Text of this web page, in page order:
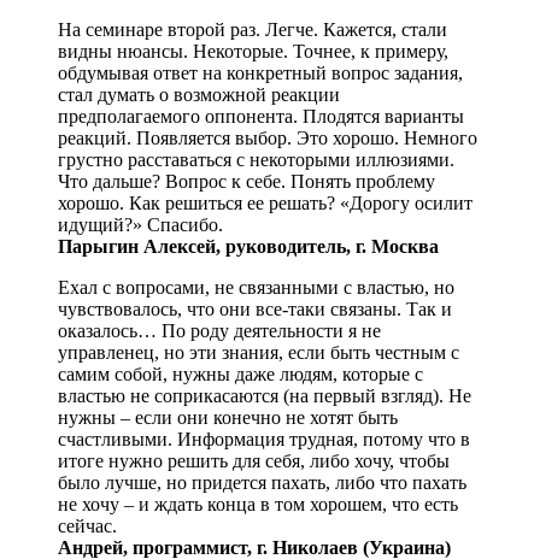
На семинаре второй раз. Легче. Кажется, стали
видны нюансы. Некоторые. Точнее, к примеру,
обдумывая ответ на конкретный вопрос задания,
стал думать о возможной реакции
предполагаемого оппонента. Плодятся варианты
реакций. Появляется выбор. Это хорошо. Немного
грустно расставаться с некоторыми иллюзиями.
Что дальше? Вопрос к себе. Понять проблему
хорошо. Как решиться ее решать? «Дорогу осилит
идущий?» Спасибо.
Парыгин Алексей, руководитель, г. Москва
Ехал с вопросами, не связанными с властью, но
чувствовалось, что они все-таки связаны. Так и
оказалось… По роду деятельности я не
управленец, но эти знания, если быть честным с
самим собой, нужны даже людям, которые с
властью не соприкасаются (на первый взгляд). Не
нужны – если они конечно не хотят быть
счастливыми. Информация трудная, потому что в
итоге нужно решить для себя, либо хочу, чтобы
было лучше, но придется пахать, либо что пахать
не хочу – и ждать конца в том хорошем, что есть
сейчас.
Андрей, программист, г. Николаев (Украина)